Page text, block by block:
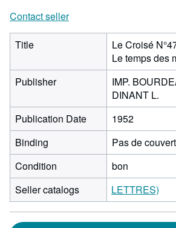
Contact seller
Title
Le Croisé
Le temps des
Publisher
IMP.
DINANT L.
Publication Date
1952
Binding
Pas de
Condition
bon
Seller catalogs
LETTRES)